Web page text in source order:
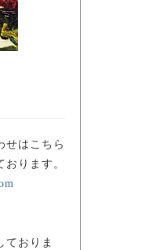
せはこちら
ります。
ておりま